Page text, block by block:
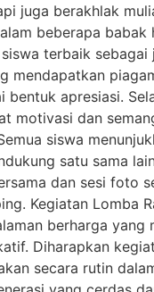
juga berakhlak
beberapa babak
terbaik sebagai
mendapatkan
bentuk apresiasi.
motivasi dan
siswa
satu sama
dan sesi foto
Kegiatan Lomba
berharga yang
Diharapkan
secara rutin